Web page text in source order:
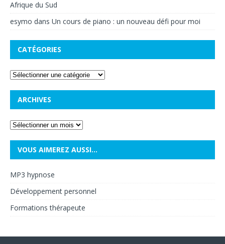
Afrique du Sud
esymo dans Un cours de piano : un nouveau défi pour moi
CATÉGORIES
ARCHIVES
VOUS AIMEREZ AUSSI…
MP3 hypnose
Développement personnel
Formations thérapeute